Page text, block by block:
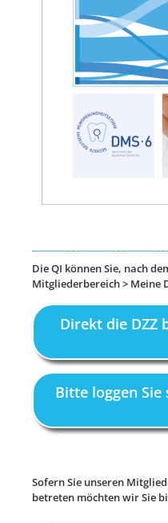
Die QI können Sie, nach
Mitgliederbereich > Meine
Direkt die DZZ
Bitte loggen
Sofern Sie unseren
betreten möchten wir Sie